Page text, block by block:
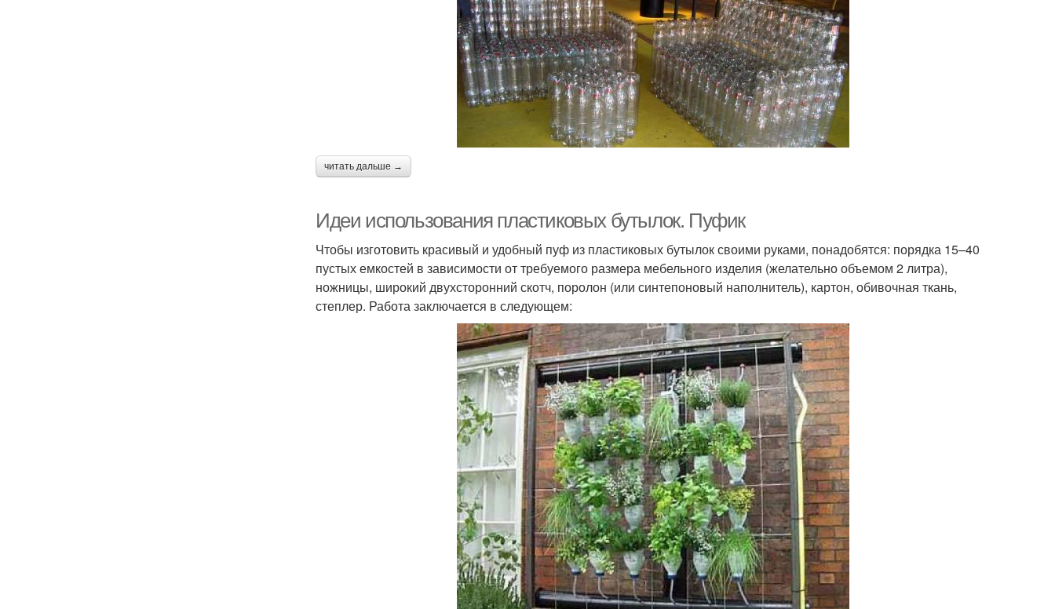
читать дальше →
Идеи использования пластиковых бутылок. Пуфик
Чтобы изготовить красивый и удобный пуф из пластиковых бутылок своими руками, понадобятся: порядка 15–40
пустых емкостей в зависимости от требуемого размера мебельного изделия (желательно объемом 2 литра),
ножницы, широкий двухсторонний скотч, поролон (или синтепоновый наполнитель), картон, обивочная ткань,
степлер. Работа заключается в следующем: